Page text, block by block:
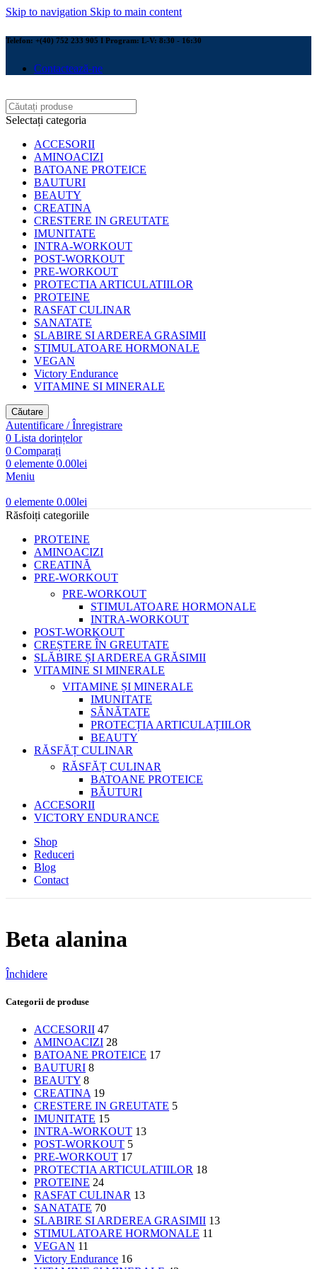
Skip to navigation Skip to main content
Telefon: +(40) 752 233 905 I Program: L-V: 8:30 - 16:30
Contactează-ne
Selectați categoria
ACCESORII
AMINOACIZI
BATOANE PROTEICE
BAUTURI
BEAUTY
CREATINA
CRESTERE IN GREUTATE
IMUNITATE
INTRA-WORKOUT
POST-WORKOUT
PRE-WORKOUT
PROTECTIA ARTICULATIILOR
PROTEINE
RASFAT CULINAR
SANATATE
SLABIRE SI ARDEREA GRASIMII
STIMULATOARE HORMONALE
VEGAN
Victory Endurance
VITAMINE SI MINERALE
Căutare
Autentificare / Înregistrare
0 Lista dorințelor
0 Comparați
0 elemente 0.00lei
Meniu
0 elemente 0.00lei
Răsfoiți categoriile
PROTEINE
AMINOACIZI
CREATINĂ
PRE-WORKOUT
PRE-WORKOUT
STIMULATOARE HORMONALE
INTRA-WORKOUT
POST-WORKOUT
CREȘTERE ÎN GREUTATE
SLĂBIRE ȘI ARDEREA GRĂSIMII
VITAMINE SI MINERALE
VITAMINE ȘI MINERALE
IMUNITATE
SĂNĂTATE
PROTECȚIA ARTICULAȚIILOR
BEAUTY
RĂSFĂȚ CULINAR
RĂSFĂȚ CULINAR
BATOANE PROTEICE
BĂUTURI
ACCESORII
VICTORY ENDURANCE
Shop
Reduceri
Blog
Contact
Beta alanina
Închidere
Categorii de produse
ACCESORII 47
AMINOACIZI 28
BATOANE PROTEICE 17
BAUTURI 8
BEAUTY 8
CREATINA 19
CRESTERE IN GREUTATE 5
IMUNITATE 15
INTRA-WORKOUT 13
POST-WORKOUT 5
PRE-WORKOUT 17
PROTECTIA ARTICULATIILOR 18
PROTEINE 24
RASFAT CULINAR 13
SANATATE 70
SLABIRE SI ARDEREA GRASIMII 13
STIMULATOARE HORMONALE 11
VEGAN 11
Victory Endurance 16